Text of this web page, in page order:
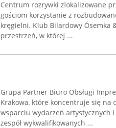
Centrum rozrywki zlokalizowane
gościom korzystanie z
kręgielni. Klub Bilardowy Ósemka
przestrzeń, w której ...
Grupa Partner Biuro Obsługi
Krakowa, które koncentruje się na
wsparciu wydarzeń artystycznych
zespół wykwalifikowanych ...